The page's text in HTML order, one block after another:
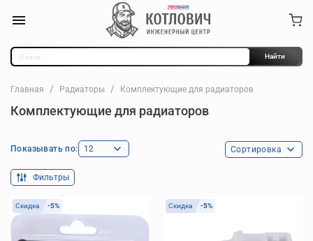
Найти
Главная Радиаторы Комплектующие для радиаторов
Комплектующие для радиаторов
Показывать по:
Фильтры
Скидка -5% Скидка -5%